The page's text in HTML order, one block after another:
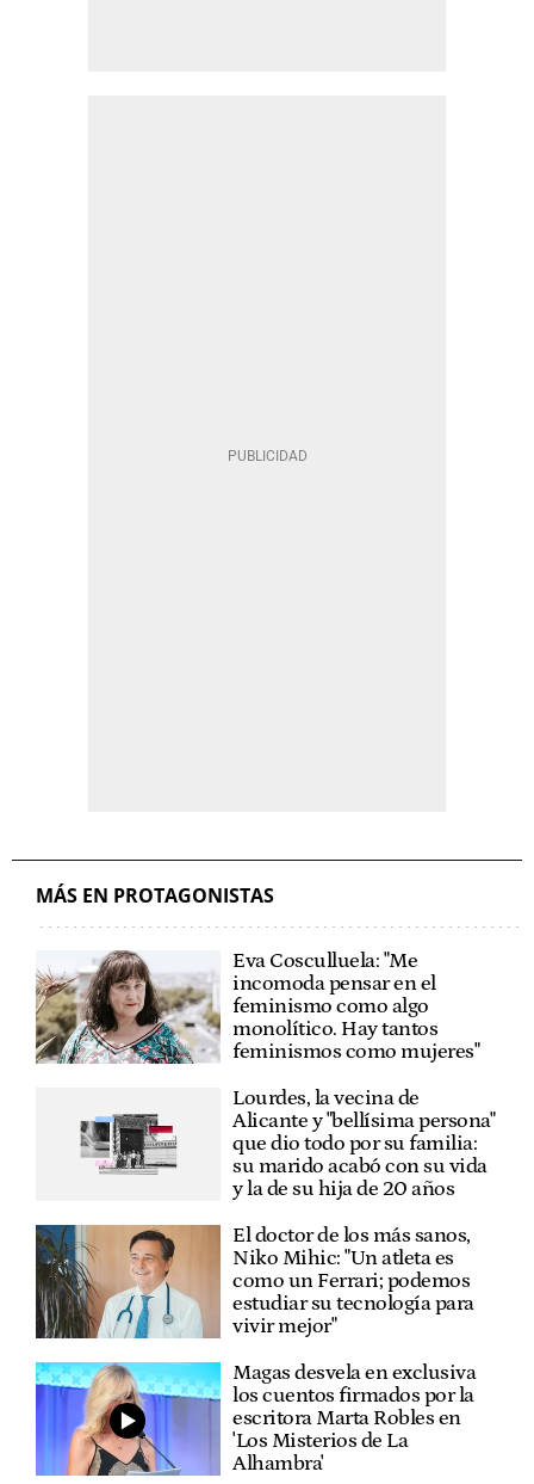
MÁS EN PROTAGONISTAS
Eva Cosculluela: "Me
incomoda pensar en el
feminismo como algo
monolítico. Hay tantos
feminismos como mujeres"
Lourdes, la vecina de
Alicante y "bellísima persona"
que dio todo por su familia:
su marido acabó con su vida
y la de su hija de 20 años
El doctor de los más sanos,
Niko Mihic: "Un atleta es
como un Ferrari; podemos
estudiar su tecnología para
vivir mejor"
Magas desvela en exclusiva
los cuentos firmados por la
escritora Marta Robles en
'Los Misterios de La
Alhambra'